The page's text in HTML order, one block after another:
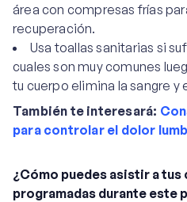
área con compresas frías
recuperación.
Usa toallas sanitarias si
cuales son muy comunes
tu cuerpo elimina la sangre y
También te interesará:
para controlar el dolor
¿Cómo puedes asistir a
programadas durante este